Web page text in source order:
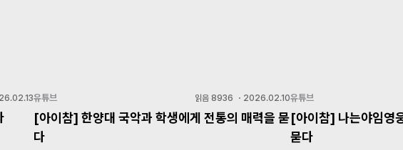
유튜브 읽음 8936 ・ 2026.02.10
[아이참] 한양대 국악과 학생에게 전통의 매력을 묻
다
유튜브
[아이참] 나는야임영
묻다